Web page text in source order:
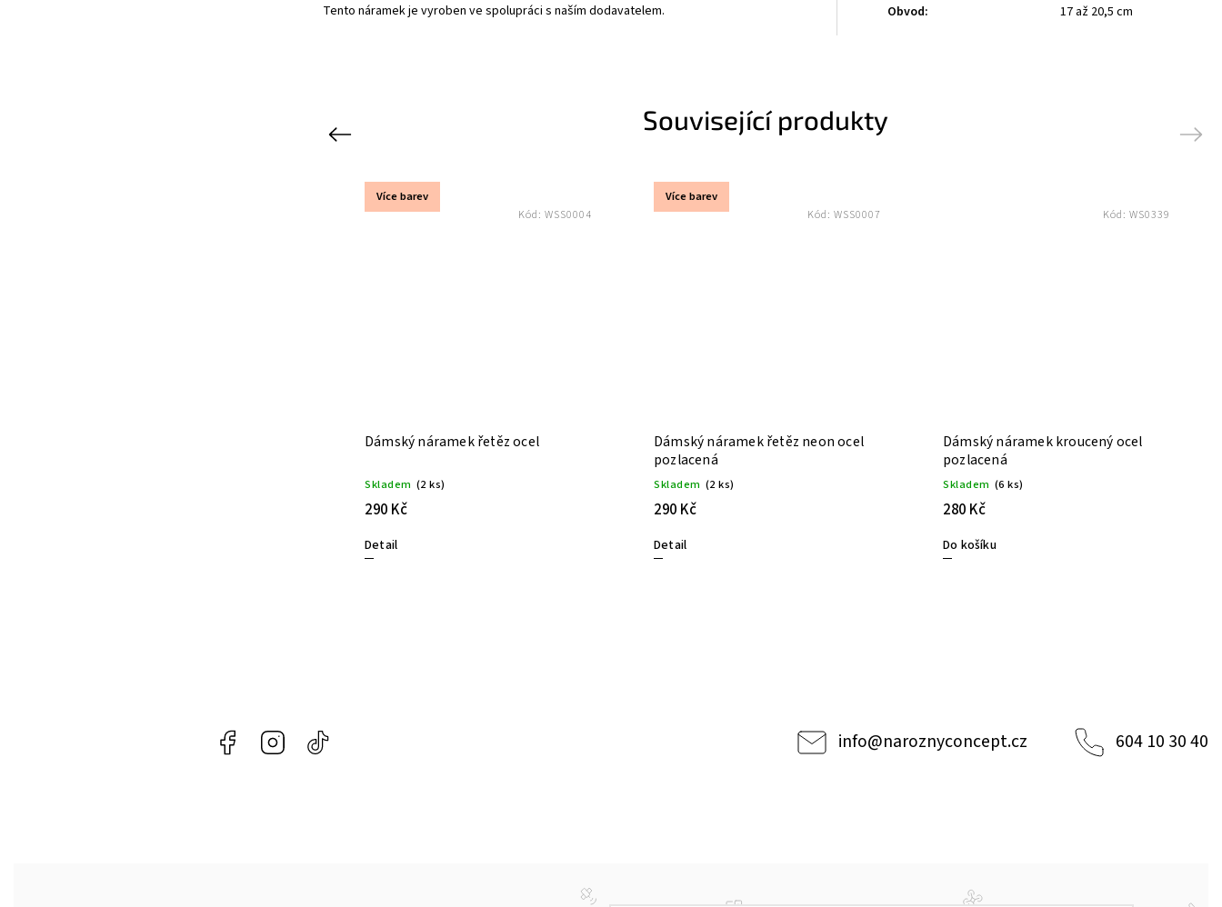
Tento náramek je vyroben ve spolupráci s naším dodavatelem.
Obvod: 17 až 20,5 cm
Související produkty
Previous
Více barev
Dámský náramek řetěz ocel
Skladem (2 ks)
290 Kč
Detail
Kód: WSS0004
Více barev
Dámský náramek řetěz neon ocel
pozlacená
Skladem (2 ks)
290 Kč
Detail
Kód: WSS0007
Dámský náramek kroucený ocel
pozlacená
Skladem (6 ks)
280 Kč
Do košíku
Kód: WS0339
Next
Facebook Instagram info@naroznyconcept.cz 604 10 30 40